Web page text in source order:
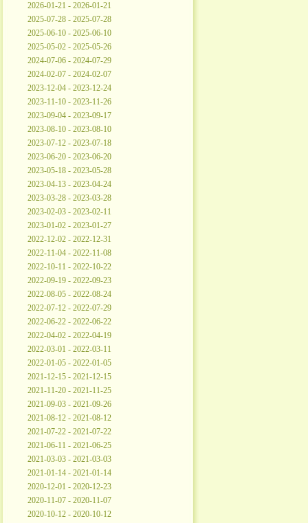
2026-01-21 - 2026-01-21
2025-07-28 - 2025-07-28
2025-06-10 - 2025-06-10
2025-05-02 - 2025-05-26
2024-07-06 - 2024-07-29
2024-02-07 - 2024-02-07
2023-12-04 - 2023-12-24
2023-11-10 - 2023-11-26
2023-09-04 - 2023-09-17
2023-08-10 - 2023-08-10
2023-07-12 - 2023-07-18
2023-06-20 - 2023-06-20
2023-05-18 - 2023-05-28
2023-04-13 - 2023-04-24
2023-03-28 - 2023-03-28
2023-02-03 - 2023-02-11
2023-01-02 - 2023-01-27
2022-12-02 - 2022-12-31
2022-11-04 - 2022-11-08
2022-10-11 - 2022-10-22
2022-09-19 - 2022-09-23
2022-08-05 - 2022-08-24
2022-07-12 - 2022-07-29
2022-06-22 - 2022-06-22
2022-04-02 - 2022-04-19
2022-03-01 - 2022-03-11
2022-01-05 - 2022-01-05
2021-12-15 - 2021-12-15
2021-11-20 - 2021-11-25
2021-09-03 - 2021-09-26
2021-08-12 - 2021-08-12
2021-07-22 - 2021-07-22
2021-06-11 - 2021-06-25
2021-03-03 - 2021-03-03
2021-01-14 - 2021-01-14
2020-12-01 - 2020-12-23
2020-11-07 - 2020-11-07
2020-10-12 - 2020-10-12